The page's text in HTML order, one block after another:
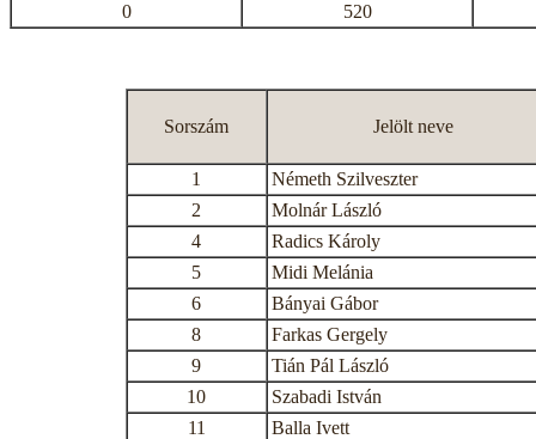
0
520
Sorszám Jelölt neve
1
Németh Szilveszter
2
Molnár László
4
Radics Károly
5
Midi Melánia
6
Bányai Gábor
8
Farkas Gergely
9
Tián Pál László
10
Szabadi István
11
Balla Ivett